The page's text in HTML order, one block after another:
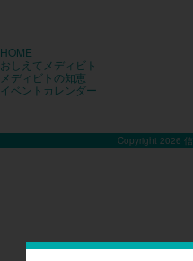
HOME
おしえてメディビト
メディビトの知恵
イベントカレンダー
Copyright 2026